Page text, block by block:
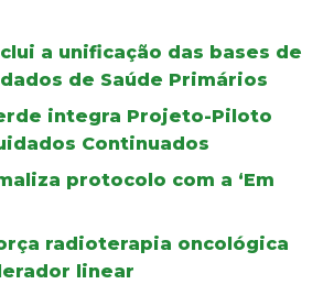
a unificação das bases de
de Saúde Primários
integra Projeto-Piloto
Continuados
protocolo com a ‘Em
radioterapia oncológica
linear